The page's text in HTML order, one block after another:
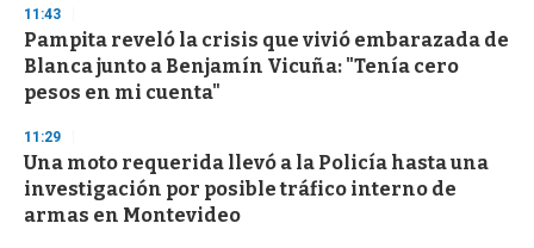
s
e
c
o
n
d
11:43
Pampita reveló la crisis que vivió embarazada de
Blanca junto a Benjamín Vicuña: "Tenía cero
pesos en mi cuenta"
11:29
Una moto requerida llevó a la Policía hasta una
investigación por posible tráfico interno de
armas en Montevideo